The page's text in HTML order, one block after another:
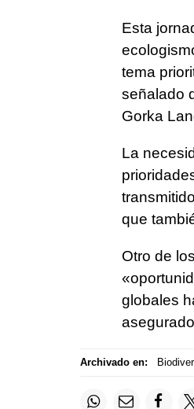
Esta
tema
señalado
Gorka
La
que
Otro de
globales
Archivado en: